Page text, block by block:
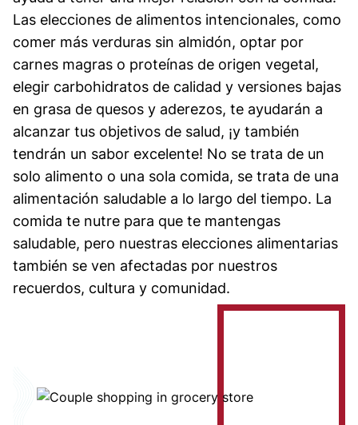
Las elecciones de alimentos intencionales, como
comer más verduras sin almidón, optar por
carnes magras o proteínas de origen vegetal,
elegir carbohidratos de calidad y versiones bajas
en grasa de quesos y aderezos, te ayudarán a
alcanzar tus objetivos de salud, ¡y también
tendrán un sabor excelente! No se trata de un
solo alimento o una sola comida, se trata de una
alimentación saludable a lo largo del tiempo. La
comida te nutre para que te mantengas
saludable, pero nuestras elecciones alimentarias
también se ven afectadas por nuestros
recuerdos, cultura y comunidad.
Image